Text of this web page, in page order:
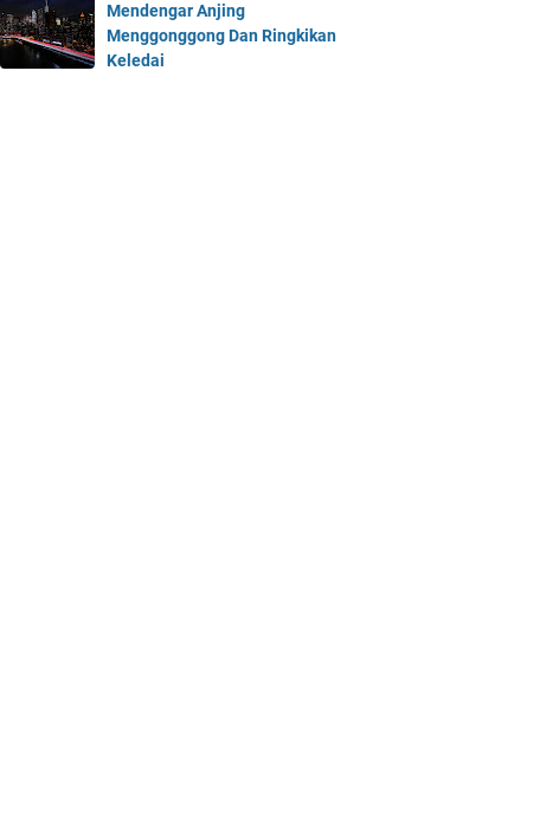
Mendengar Anjing
Menggonggong Dan Ringkikan
Keledai